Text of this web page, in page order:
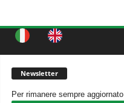
Newsletter
Per rimanere sempre aggiornato